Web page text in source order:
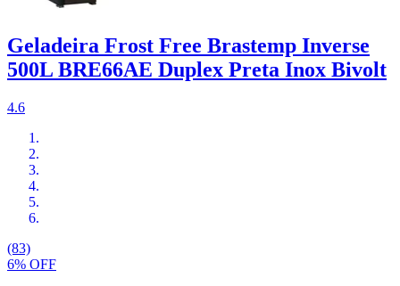
Geladeira Frost Free Brastemp Inverse
500L BRE66AE Duplex Preta Inox Bivolt
4.6
(83)
6% OFF